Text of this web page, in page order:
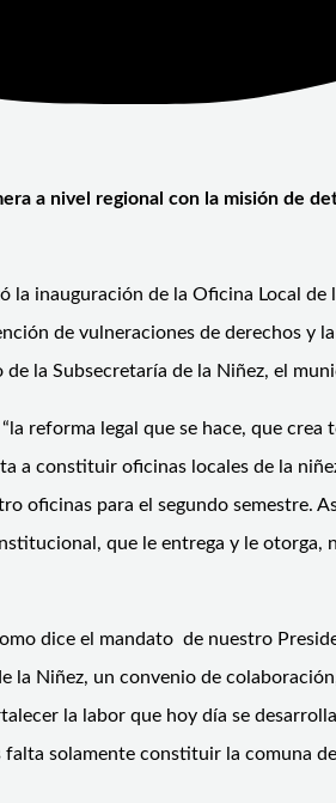
a nivel regional con la misión de
inauguración de la Oficina Local
de vulneraciones de derechos y
la Subsecretaría de la Niñez, el
reforma legal que se hace, que
a constituir oficinas locales de la
oficinas para el segundo semestre.
que le entrega y le
dice el mandato de nuestro
Niñez, un convenio de
la labor que hoy día se
solamente constituir la comuna